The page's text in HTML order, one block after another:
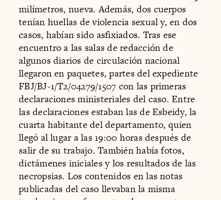
milímetros, nueva. Además, dos cuerpos
tenían huellas de violencia sexual y, en dos
casos, habían sido asfixiados. Tras ese
encuentro a las salas de redacción de
algunos diarios de circulación nacional
llegaron en paquetes, partes del expediente
FBJ/BJ-1/T2/04279/1507 con las primeras
declaraciones ministeriales del caso. Entre
las declaraciones estaban las de Esbeidy, la
cuarta habitante del departamento, quien
llegó al lugar a las 19:00 horas después de
salir de su trabajo. También había fotos,
dictámenes iniciales y los resultados de las
necropsias. Los contenidos en las notas
publicadas del caso llevaban la misma